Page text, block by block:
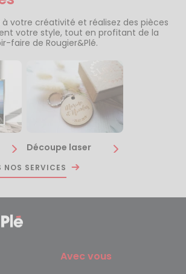
à votre créativité et réalisez des pièces
votre style, tout en profitant de la
faire de Rougier&Plé.
Découpe laser
NOS SERVICES
Avec vous